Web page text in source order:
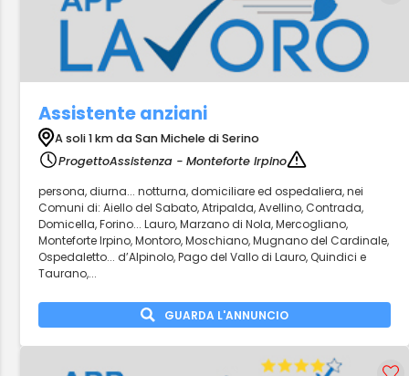
Assistente anziani
A soli 1 km da San Michele di Serino
ProgettoAssistenza - Monteforte Irpino
persona, diurna... notturna, domiciliare ed ospedaliera, nei
Comuni di: Aiello del Sabato, Atripalda, Avellino, Contrada,
Domicella, Forino... Lauro, Marzano di Nola, Mercogliano,
Monteforte Irpino, Montoro, Moschiano, Mugnano del Cardinale,
Ospedaletto... d’Alpinolo, Pago del Vallo di Lauro, Quindici e
Taurano,...
GUARDA L'ANNUNCIO